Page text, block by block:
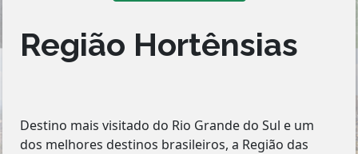
Região Hortênsias
Destino mais visitado do Rio Grande do Sul e um
dos melhores destinos brasileiros, a Região das